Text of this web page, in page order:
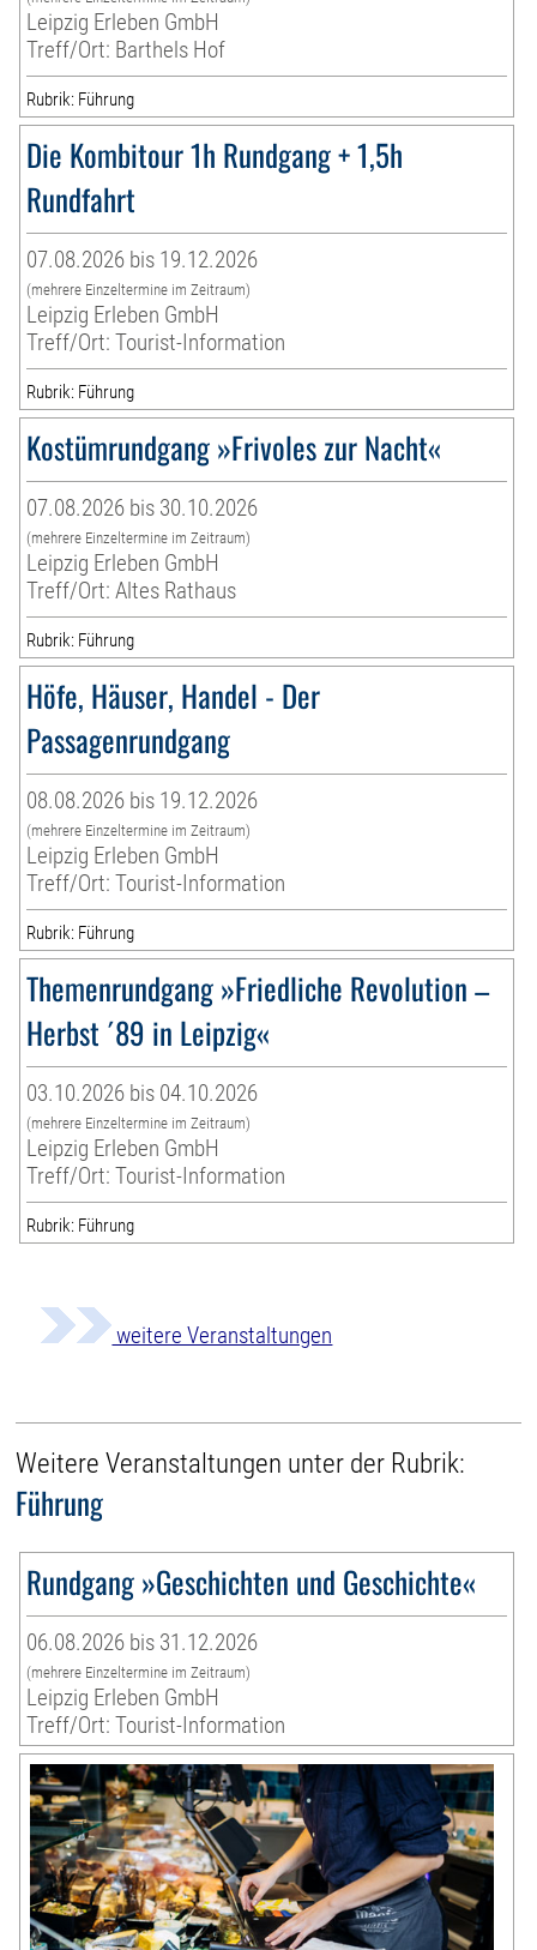
Leipzig Erleben GmbH
Treff/Ort: Barthels Hof
Rubrik: Führung
Die Kombitour 1h Rundgang + 1,5h
Rundfahrt
07.08.2026 bis 19.12.2026
(mehrere Einzeltermine im Zeitraum)
Leipzig Erleben GmbH
Treff/Ort: Tourist-Information
Rubrik: Führung
Kostümrundgang »Frivoles zur Nacht«
07.08.2026 bis 30.10.2026
(mehrere Einzeltermine im Zeitraum)
Leipzig Erleben GmbH
Treff/Ort: Altes Rathaus
Rubrik: Führung
Höfe, Häuser, Handel - Der
Passagenrundgang
08.08.2026 bis 19.12.2026
(mehrere Einzeltermine im Zeitraum)
Leipzig Erleben GmbH
Treff/Ort: Tourist-Information
Rubrik: Führung
Themenrundgang »Friedliche Revolution –
Herbst ´89 in Leipzig«
03.10.2026 bis 04.10.2026
(mehrere Einzeltermine im Zeitraum)
Leipzig Erleben GmbH
Treff/Ort: Tourist-Information
Rubrik: Führung
weitere Veranstaltungen
Weitere Veranstaltungen unter der Rubrik:
Führung
Rundgang »Geschichten und Geschichte«
06.08.2026 bis 31.12.2026
(mehrere Einzeltermine im Zeitraum)
Leipzig Erleben GmbH
Treff/Ort: Tourist-Information